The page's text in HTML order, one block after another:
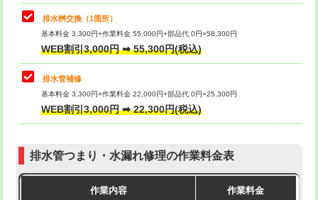
コンクリート斫り（厚さ10㎝まで）
コンクリート斫り（厚さ10㎝超え）
モルタル補修（厚さ10㎝まで）
モルタル補修（厚さ10㎝超え）
追加人工 16,500円
現場見積
交換・取付(単水栓（壁付・デッキ
式）)
交換・取付(混合水栓（壁付・デッキ
式・ワンホール）)
16,500円+材料費
交換・取付(排水栓・排水トラップ
交換・取付（その他部品） 11,000円+材料費
持込商品取付（単水栓） 13,200円
排水桝交換（1箇所）
基本料金 3,300円+作業料金 55,000円+部品代 0円=58,300円
WEB割引3,000円 ➡ 55,300円(税込)
排水管補修
基本料金 3,300円+作業料金 22,000円+部品代 0円=25,300円
WEB割引3,000円 ➡ 22,300円(税込)
排水管つまり・水漏れ修理の作業料金表
作業内容 作業料金